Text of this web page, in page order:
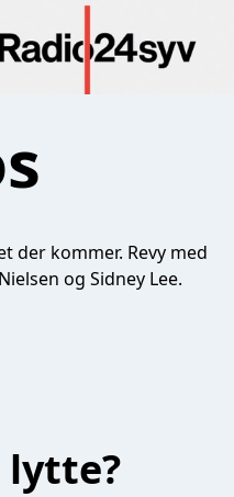
der kommer. Revy med
og Sidney Lee.
lytte?